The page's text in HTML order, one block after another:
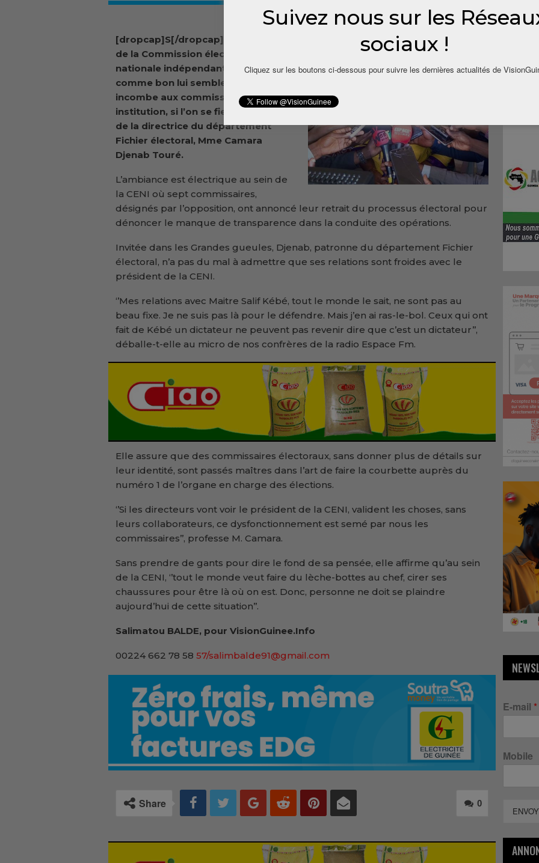
[dropcap]S[/dropcap]i le président
de la Commission électorale
nationale indépendante (CENI) agit
comme bon lui semble, la faute
incombe aux commissaires de son
institution, si l’on se fie à déclaration
de la directrice du département
Fichier électoral, Mme Camara
Djenab Touré.
L’ambiance est électrique au sein de
la CENI où sept commissaires,
désignés par l’opposition, ont annoncé leur retrait du processus électoral pour
dénoncer le manque de transparence dans la conduite des opérations.
Invitée dans les Grandes gueules, Djenab, patronne du département Fichier
électoral, n’a pas du mal à admettre que ses relations sont froides avec le
président de la CENI.
‘’Mes relations avec Maitre Salif Kébé, tout le monde le sait, ne sont pas au
beau fixe. Je ne suis pas là pour le défendre. Mais j’en ai ras-le-bol. Ceux qui ont
fait de Kébé un dictateur ne peuvent pas revenir dire que c’est un dictateur’’,
déballe-t-elle au micro de nos confrères de la radio Espace Fm.
Elle assure que des commissaires électoraux, sans donner plus de détails sur
leur identité, sont passés maîtres dans l’art de faire la courbette auprès du
numéro 1 de l’organe en charge des élections.
‘’Si les directeurs vont voir le président de la CENI, valident les choses, sans
leurs collaborateurs, ce dysfonctionnement est semé par nous les
commissaires’’, professe M. Camara.
Sans prendre de gants pour dire le fond de sa pensée, elle affirme qu’au sein
de la CENI, ‘’tout le monde veut faire du lèche-bottes au chef, cirer ses
chaussures pour être là où on est. Donc, personne ne doit se plaindre
aujourd’hui de cette situation’’.
Salimatou BALDE, pour VisionGuinee.Info
00224 662 78 58 57/salimbalde91@gmail.com
0
Share
E-mail *
Mobile
Suivez nous sur les
sociaux !
Cliquez sur les boutons ci-dessous pour suivre les dernières actualités de